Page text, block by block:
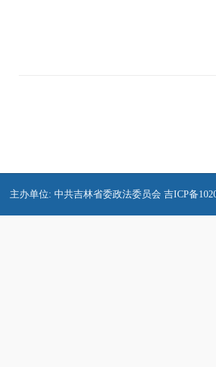
主办单位: 中共吉林省委政法委员会 吉ICP备